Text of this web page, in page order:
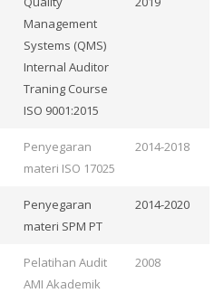
Management
Systems (QMS)
Internal Auditor
Traning Course
ISO 9001:2015
Penyegaran
materi ISO 17025
2014-2018
Penyegaran
materi SPM PT
2014-2020
Pelatihan Audit
AMI Akademik
2008